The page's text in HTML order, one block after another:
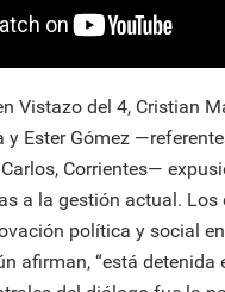
Vistazo del 4, Cristian
y Ester Gómez
Corrientes—
a la gestión actual. Los
política y social
afirman, “está detenida